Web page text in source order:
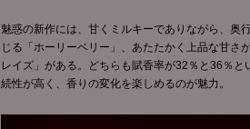
魅惑の新作には、甘くミルキーでありながら、奥
じる「ホーリーベリー」、あたたかく上品な甘さ
レイズ」がある。どちらも賦香率が32％と36％と
続性が高く、香りの変化を楽しめるのが魅力。